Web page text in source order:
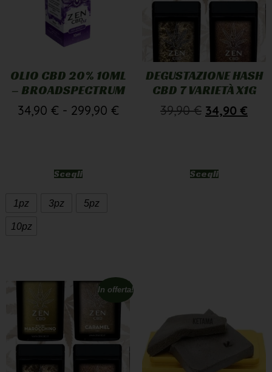
OLIO CBD 20% 10ML
– BROADSPECTRUM
34,90 € - 299,90 €
Scegli
1pz 3pz 5pz
10pz
DEGUSTAZIONE HASH
CBD 7 VARIETÀ X1G
39,90€ 34,90 €
Scegli
In offerta!